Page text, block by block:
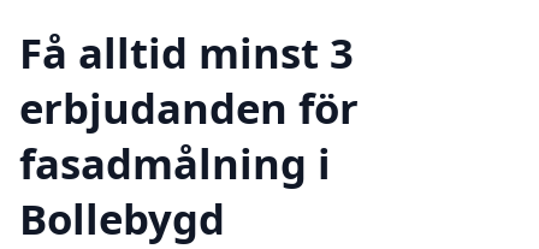
Få alltid minst 3
erbjudanden för
fasadmålning i
Bollebygd